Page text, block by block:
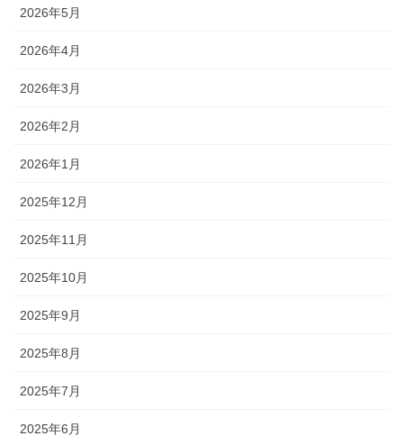
2026年5月
2026年4月
2026年3月
2026年2月
2026年1月
2025年12月
2025年11月
2025年10月
2025年9月
2025年8月
2025年7月
2025年6月